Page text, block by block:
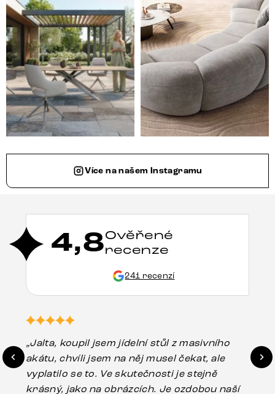
Více na našem Instagramu
4,8Ověřené
recenze
241 recenzí
„Jalta, koupil jsem jídelní stůl z masivního
akátu, chvíli jsem na něj musel čekat, ale
vyplatilo se to. Ve skutečnosti je stejně
krásný, jako na obrázcích. Je ozdobou naší